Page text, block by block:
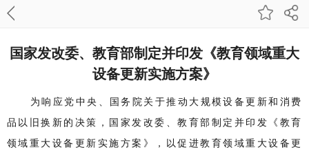
国家发改委、教育部制定并印发《教育领域重大
设备更新实施方案》
为响应党中央、国务院关于推动大规模设备更新和消费
品以旧换新的决策，国家发改委、教育部制定并印发《教育
领域重大设备更新实施方案》，以促进教育领域重大设备更